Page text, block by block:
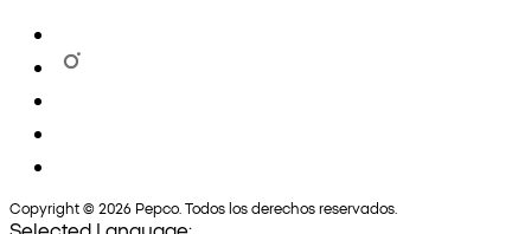
Copyright © 2026 Pepco. Todos los derechos reservados.